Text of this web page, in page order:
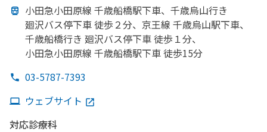
小田急小田原線 千歳船橋駅下車、 千歳烏山行き
廻沢バス停下車 徒歩２分、 京王線 千歳烏山駅下車、
千歳船橋行き 廻沢バス停下車 徒歩１分、
小田急小田原線 千歳船橋駅下車 徒歩15分
03-5787-7393
ウェブサイト
対応診療科